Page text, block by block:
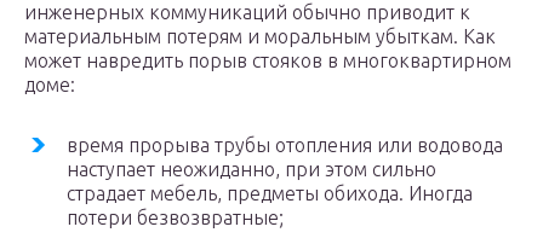
инженерных коммуникаций обычно приводит к
материальным потерям и моральным убыткам. Как
может навредить порыв стояков в многоквартирном
доме:
время прорыва трубы отопления или водовода
наступает неожиданно, при этом сильно
страдает мебель, предметы обихода. Иногда
потери безвозвратные;